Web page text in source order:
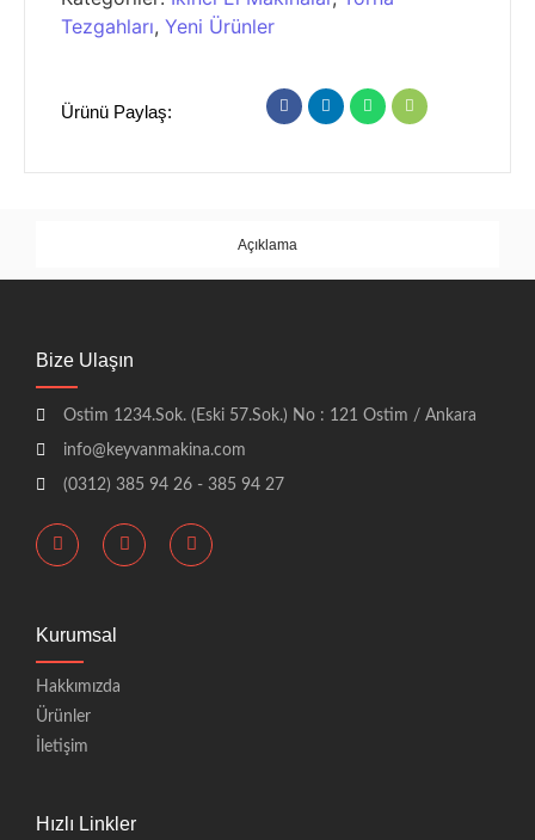
Tezgahları, Yeni Ürünler
Ürünü Paylaş:
Açıklama
Bize Ulaşın
Ostim 1234.Sok. (Eski 57.Sok.) No : 121 Ostim / Ankara
info@keyvanmakina.com
(0312) 385 94 26 - 385 94 27
Kurumsal
Hakkımızda
Ürünler
İletişim
Hızlı Linkler